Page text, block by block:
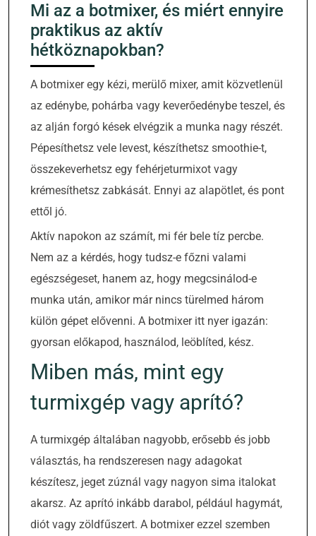
Mi az a botmixer, és miért ennyire
praktikus az aktív
hétköznapokban?
A botmixer egy kézi, merülő mixer, amit közvetlenül
az edénybe, pohárba vagy keverőedénybe teszel, és
az alján forgó kések elvégzik a munka nagy részét.
Pépesíthetsz vele levest, készíthetsz smoothie-t,
összekeverhetsz egy fehérjeturmixot vagy
krémesíthetsz zabkását. Ennyi az alapötlet, és pont
ettől jó.
Aktív napokon az számít, mi fér bele tíz percbe.
Nem az a kérdés, hogy tudsz-e főzni valami
egészségeset, hanem az, hogy megcsinálod-e
munka után, amikor már nincs türelmed három
külön gépet elővenni. A botmixer itt nyer igazán:
gyorsan előkapod, használod, leöblíted, kész.
Miben más, mint egy
turmixgép vagy aprító?
A turmixgép általában nagyobb, erősebb és jobb
választás, ha rendszeresen nagy adagokat
készítesz, jeget zúznál vagy nagyon sima italokat
akarsz. Az aprító inkább darabol, például hagymát,
diót vagy zöldfűszert. A botmixer ezzel szemben